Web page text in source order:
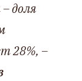
–доля
28%, –